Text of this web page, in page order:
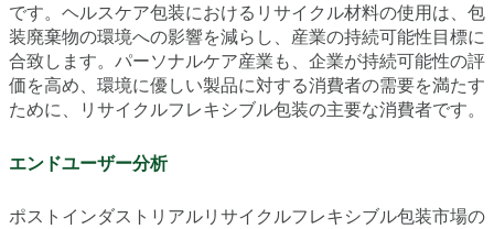
です。ヘルスケア包装におけるリサイクル材料の使用は、包
装廃棄物の環境への影響を減らし、産業の持続可能性目標に
合致します。パーソナルケア産業も、企業が持続可能性の評
価を高め、環境に優しい製品に対する消費者の需要を満たす
ために、リサイクルフレキシブル包装の主要な消費者です。
エンドユーザー分析
ポストインダストリアルリサイクルフレキシブル包装市場の